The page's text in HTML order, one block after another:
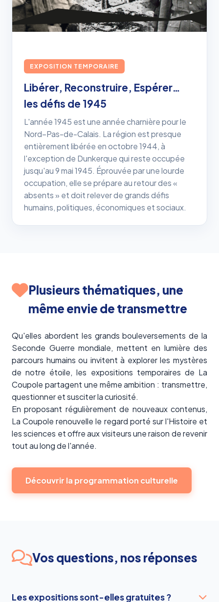
EXPOSITION TEMPORAIRE
Libérer, Reconstruire, Espérer…
les défis de 1945
L'année 1945 est une année charnière pour le
Nord–Pas-de-Calais. La région est presque
entièrement libérée en octobre 1944, à
l'exception de Dunkerque qui reste occupée
jusqu'au 9 mai 1945. Éprouvée par une lourde
occupation, elle se prépare au retour des «
absents » et doit relever de grands défis
humains, politiques, économiques et sociaux.
Plusieurs thématiques, une
même envie de transmettre
Qu'elles abordent les grands bouleversements de la
Seconde Guerre mondiale, mettent en lumière des
parcours humains ou invitent à explorer les mystères
de notre étoile, les expositions temporaires de La
Coupole partagent une même ambition : transmettre,
questionner et susciter la curiosité.
En proposant régulièrement de nouveaux contenus,
La Coupole renouvelle le regard porté sur l'Histoire et
les sciences et offre aux visiteurs une raison de revenir
tout au long de l'année.
Découvrir la programmation culturelle
Vos questions, nos réponses
Les expositions sont-elles gratuites ?